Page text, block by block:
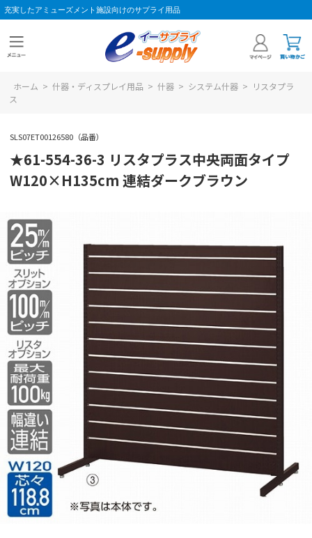
充実したアミューズメント施設向けのサプライ用品
ホーム > 什器・ディスプレイ用品 > 什器 > システム什器 > リスタプラ
ス
SLS07ET00126580（品番）
★61-554-36-3 リスタプラス中央両面タイプ
W120×H135cm 連結ダークブラウン